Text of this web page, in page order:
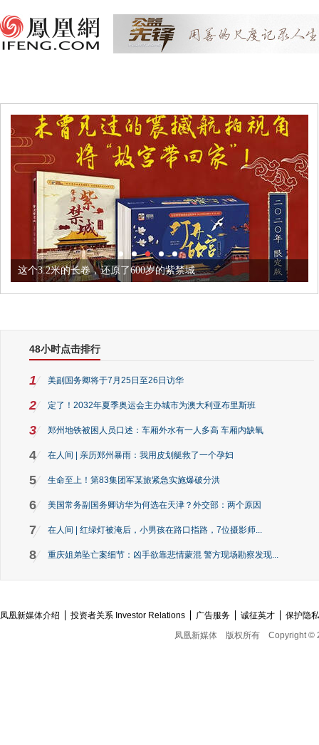
这个3.2米的长卷，还原了600岁的紫禁城
48小时点击排行
1 美副国务卿将于7月25日至26日访华
2 定了！2032年夏季奥运会主办城市为澳大利亚布里斯班
3 郑州地铁被困人员口述：车厢外水有一人多高 车厢内缺氧
4 在人间 | 亲历郑州暴雨：我用皮划艇救了一个孕妇
5 生命至上！第83集团军某旅紧急实施爆破分洪
6 美国常务副国务卿访华为何选在天津？外交部：两个原因
7 在人间 | 红绿灯被淹后，小男孩在路口指路，7位摄影师...
8 重庆姐弟坠亡案细节：凶手欲靠悲情蒙混 警方现场勘察发现...
凤凰新媒体介绍 投资者关系 Investor Relations 广告服务 诚征英才
保护隐
凤凰新媒体
版权所有 Copyright ©